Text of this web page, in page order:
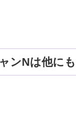
ンNは他に